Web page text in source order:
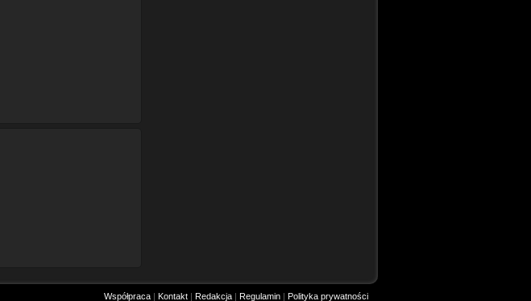
Współpraca | Kontakt | Redakcja | Regulamin | Polityka prywatności